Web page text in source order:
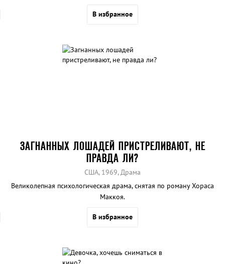
В избранное
ЗАГНАННЫХ ЛОШАДЕЙ ПРИСТРЕЛИВАЮТ, НЕ
ПРАВДА ЛИ?
США, 1969, Драма
Великолепная психологическая драма, снятая по роману Хораса
Маккоя.
В избранное